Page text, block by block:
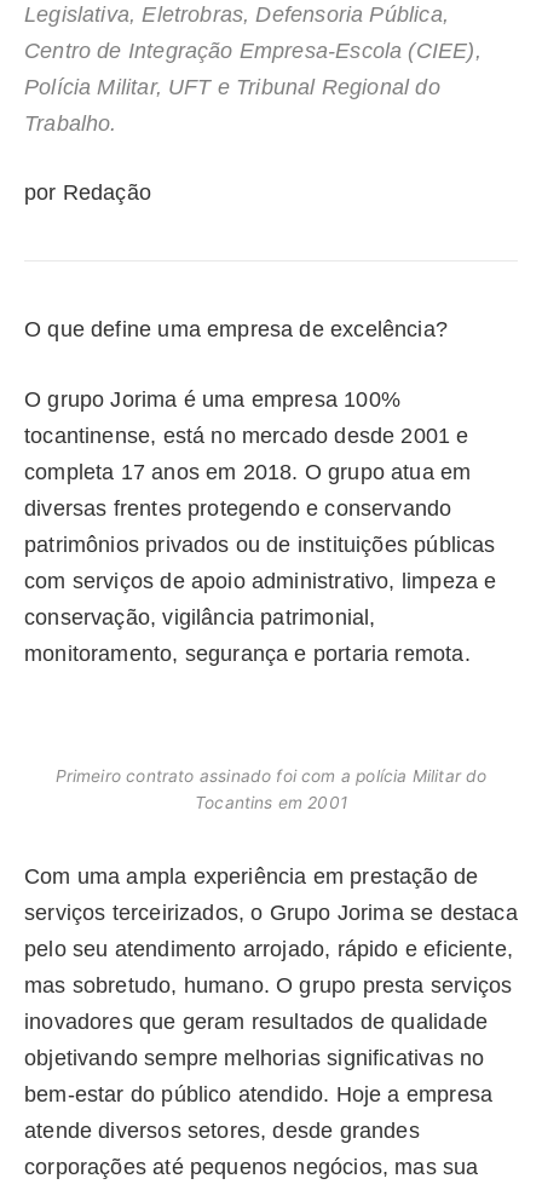
Legislativa, Eletrobras, Defensoria Pública,
Centro de Integração Empresa-Escola (CIEE),
Polícia Militar, UFT e Tribunal Regional do
Trabalho.
por Redação
O que define uma empresa de excelência?
O grupo Jorima é uma empresa 100%
tocantinense, está no mercado desde 2001 e
completa 17 anos em 2018. O grupo atua em
diversas frentes protegendo e conservando
patrimônios privados ou de instituições públicas
com serviços de apoio administrativo, limpeza e
conservação, vigilância patrimonial,
monitoramento, segurança e portaria remota.
Primeiro contrato assinado foi com a polícia Militar do
Tocantins em 2001
Com uma ampla experiência em prestação de
serviços terceirizados, o Grupo Jorima se destaca
pelo seu atendimento arrojado, rápido e eficiente,
mas sobretudo, humano. O grupo presta serviços
inovadores que geram resultados de qualidade
objetivando sempre melhorias significativas no
bem-estar do público atendido. Hoje a empresa
atende diversos setores, desde grandes
corporações até pequenos negócios, mas sua